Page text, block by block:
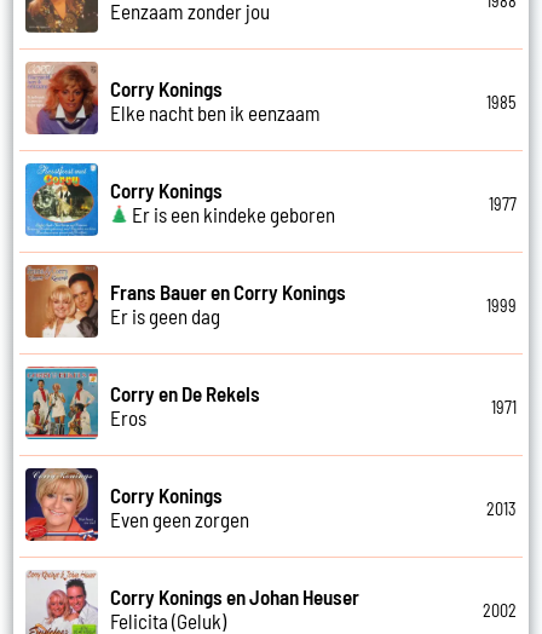
Eenzaam zonder jou
Corry Konings
Elke nacht ben ik eenzaam
1985
Corry Konings
Er is een kindeke geboren
1977
Frans Bauer en Corry Konings
Er is geen dag
1999
Corry en De Rekels
Eros
1971
Corry Konings
Even geen zorgen
2013
Corry Konings en Johan Heuser
Felicita (Geluk)
2002